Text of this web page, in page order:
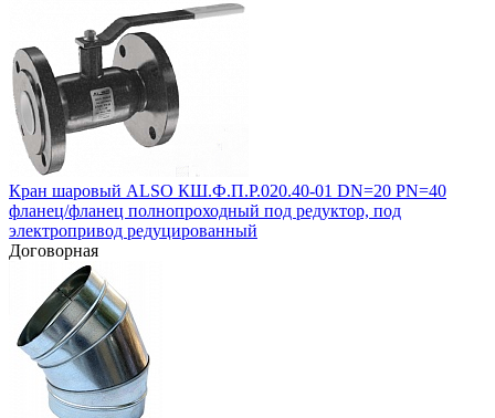
Кран шаровый ALSO КШ.Ф.П.Р.020.40-01 DN=20 PN=40
фланец/фланец полнопроходный под редуктор, под
электропривод редуцированный
Договорная